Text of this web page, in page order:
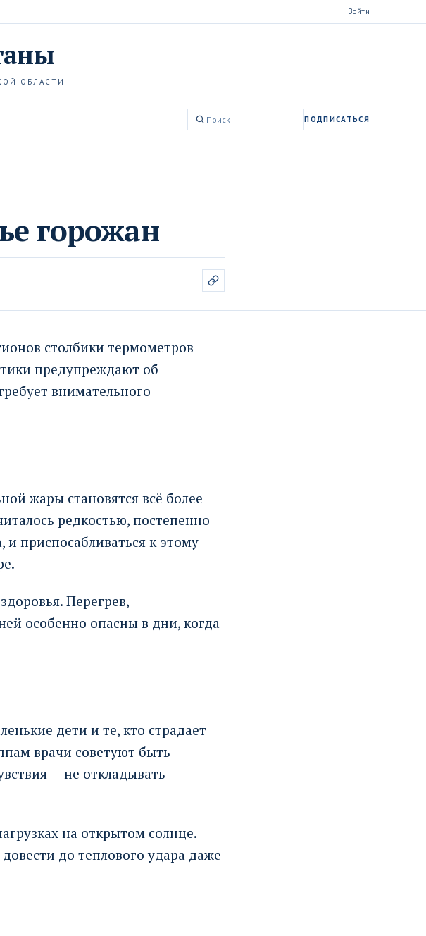
Войти
ОБЛАСТИ
Поиск:
ПОДПИСАТЬСЯ
горожан
столбики термометров
предупреждают об
внимательного
жары становятся всё более
редкостью, постепенно
приспосабливаться к этому
Перегрев,
особенно опасны в дни, когда
дети и те, кто страдает
врачи советуют быть
— не откладывать
на открытом солнце.
до теплового удара даже